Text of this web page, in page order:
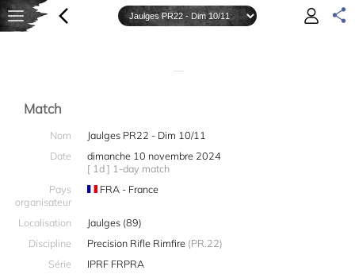
—
Match
Nom
Jaulges PR22 - Dim 10/11
Date
dimanche 10 novembre 2024
[ 1d ] 1-day match
Pays
organisateur
FRA - France
Localisation
Jaulges (89)
Discipline
Precision Rifle Rimfire (PR.22)
Série
IPRF FRPRA